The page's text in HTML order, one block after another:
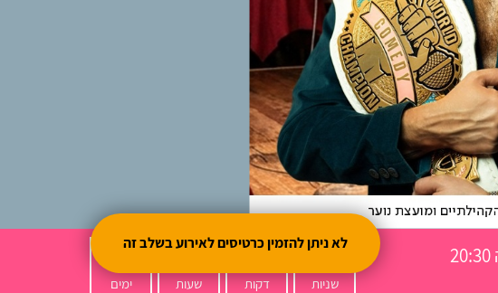
0
שניות
0
דקות
0
שעות
0
ימים
לא ניתן להזמין כרטיסים לאירוע בשלב זה